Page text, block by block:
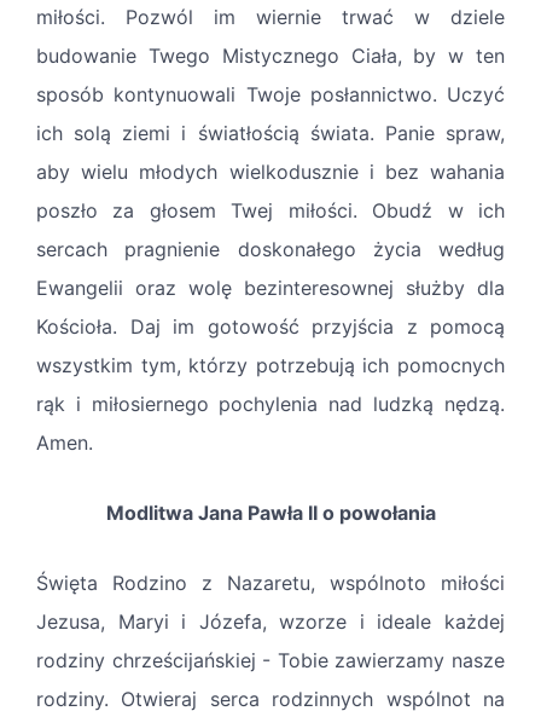
miłości. Pozwól im wiernie trwać w dziele
budowanie Twego Mistycznego Ciała, by w ten
sposób kontynuowali Twoje posłannictwo. Uczyć
ich solą ziemi i światłością świata. Panie spraw,
aby wielu młodych wielkodusznie i bez wahania
poszło za głosem Twej miłości. Obudź w ich
sercach pragnienie doskonałego życia według
Ewangelii oraz wolę bezinteresownej służby dla
Kościoła. Daj im gotowość przyjścia z pomocą
wszystkim tym, którzy potrzebują ich pomocnych
rąk i miłosiernego pochylenia nad ludzką nędzą.
Amen.
Modlitwa Jana Pawła II o powołania
Święta Rodzino z Nazaretu, wspólnoto miłości
Jezusa, Maryi i Józefa, wzorze i ideale każdej
rodziny chrześcijańskiej - Tobie zawierzamy nasze
rodziny. Otwieraj serca rodzinnych wspólnot na